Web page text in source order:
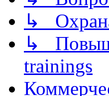
↳
↳
trainings